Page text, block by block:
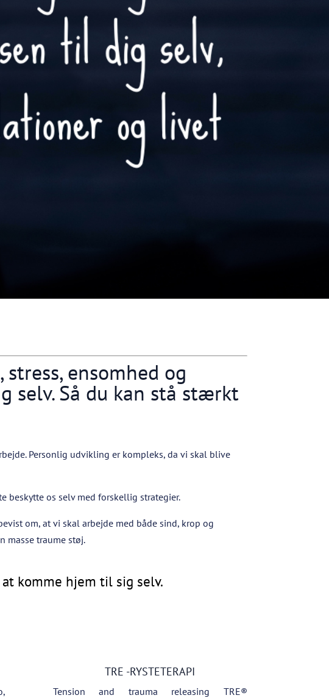
ensomhed og
Så du kan stå stærkt
Personlig udvikling er kompleks, da vi skal blive
beskytte os selv med forskellig strategier.
om, at vi skal arbejde med både sind, krop og
masse traume støj.
komme hjem til sig selv.
TRE -RYSTETERAPI
Tension and trauma releasing TRE®